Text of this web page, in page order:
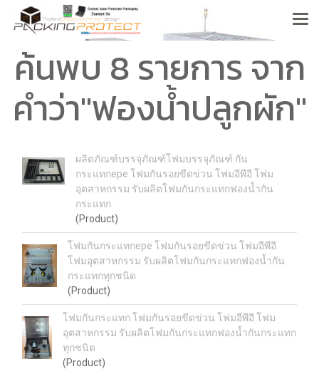
ค้นพบ 8 รายการ จาก
คำว่า"ฟองน้ำปลูกผัก"
ผลิตภัณฑ์บรรจุภัณฑ์โฟมบรรจุภัณฑ์ กัน
กระแทกepe โฟมกันรอยขีดข่วน โฟมอีพีอี โฟม
อุตสาหกรรม รับผลิตโฟมกันกระแทกฟองน้ำกัน
กระแทก
(Product)
โฟมกันกระแทกepe โฟมกันรอยขีดข่วน โฟมอีพีอี
โฟมอุตสาหกรรม รับผลิตโฟมกันกระแทกฟองน้ำกัน
กระแทกทุกชนิด
(Product)
โฟมกันกระแทก โฟมกันรอยขีดข่วน โฟมอีพีอี โฟม
อุตสาหกรรม รับผลิตโฟมกันกระแทกฟองน้ำกันกระแทก
ทุกชนิด
(Product)